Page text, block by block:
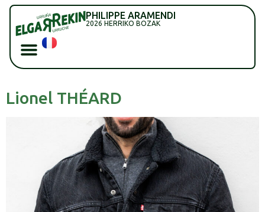
PHILIPPE ARAMENDI
2026 HERRIKO BOZAK
Lionel THÉARD